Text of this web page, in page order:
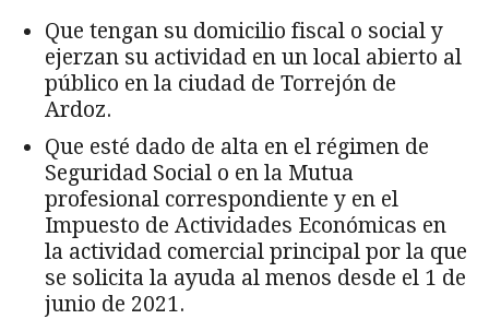
Que tengan su domicilio fiscal o social y
ejerzan su actividad en un local abierto al
público en la ciudad de Torrejón de
Ardoz.
Que esté dado de alta en el régimen de
Seguridad Social o en la Mutua
profesional correspondiente y en el
Impuesto de Actividades Económicas en
la actividad comercial principal por la que
se solicita la ayuda al menos desde el 1 de
junio de 2021.